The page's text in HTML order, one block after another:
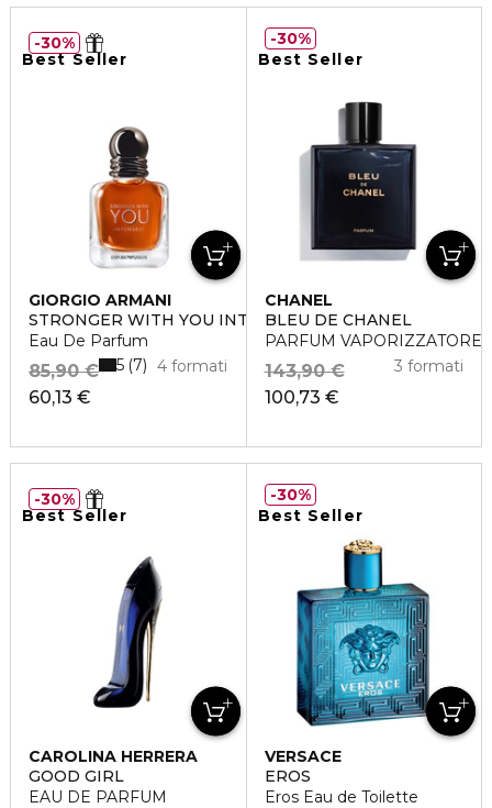
Best Seller
GIORGIO ARMANI
STRONGER WITH YOU INTENSELY
Eau De Parfum
60,13 €
85,90 € 4 formati
5 7
30%
Best Seller
CHANEL
BLEU DE CHANEL
PARFUM VAPORIZZATORE
100,73 €
143,90 € 3 formati
30%
Best Seller
CAROLINA HERRERA
GOOD GIRL
EAU DE PARFUM
30%
Best Seller
VERSACE
EROS
Eros Eau de Toilette
30%